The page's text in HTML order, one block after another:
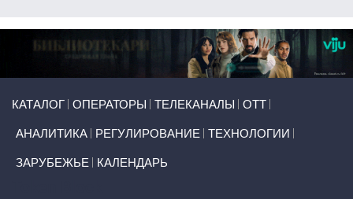
КАТАЛОГ ОПЕРАТОРЫ ТЕЛЕКАНАЛЫ ОТТ
АНАЛИТИКА РЕГУЛИРОВАНИЕ ТЕХНОЛОГИИ
ЗАРУБЕЖЬЕ КАЛЕНДАРЬ